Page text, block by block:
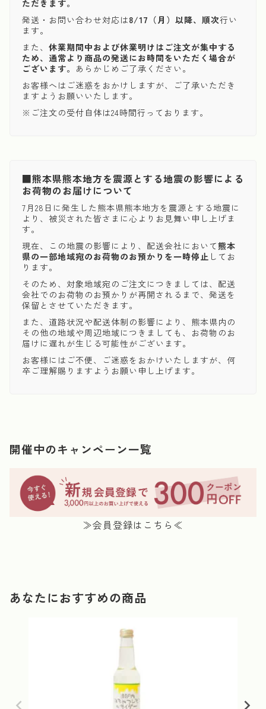
ただきます。
発送・お問い合わせ対応は8/17（月）以降、順次行い
ます。
また、 休業期間中および休業明けはご注文が集中する
ため、通常より商品の発送にお時間をいただく場合が
ございます。 あらかじめご了承ください。
お客様へはご迷惑をおかけしますが、ご了承いただき
ますようお願いいたします。
※ご注文の受付自体は24時間行っております。
■熊本県熊本地方を震源とする地震の影響による
お荷物のお届けについて
7月28日に発生した熊本県熊本地方を震源とする地震に
より、被災された皆さまに心よりお見舞い申し上げま
す。
現在、この地震の影響により、配送会社において熊本
県の一部地域宛のお荷物のお預かりを一時停止 してお
ります。
そのため、対象地域宛のご注文につきましては、配送
会社でのお荷物のお預かりが再開されるまで、発送を
保留とさせていただきます。
また、道路状況や配送体制の影響により、熊本県内の
その他の地域や周辺地域につきましても、お荷物のお
届けに遅れが生じる可能性がございます。
お客様にはご不便、ご迷惑をおかけいたしますが、何
卒ご理解賜りますようお願い申し上げます。
開催中のキャンペーン一覧
≫会員登録はこちら≪
あなたにおすすめの商品